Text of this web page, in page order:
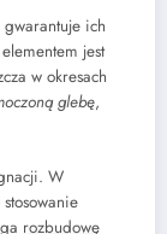
ich
jest
w okresach
glebę,
W
rozbudowę